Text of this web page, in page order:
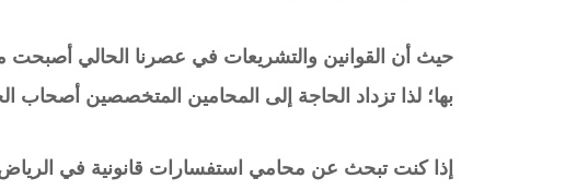
حيث أن القوانين والتشريعات في عصرنا الحالي
بها؛ لذا تزداد الحاجة إلى المحامين المتخصصين أصحاب
إذا كنت تبحث عن محامي استفسارات قانونية في